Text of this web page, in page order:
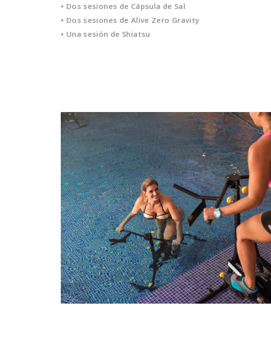
• Dos sesiones de Cápsula de Sal
• Dos sesiones de Alive Zero Gravity
• Una sesión de Shiatsu